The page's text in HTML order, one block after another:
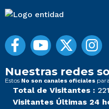
Nuestras redes
Estos No son canales oficiales
Total de Visitantes :
Visitantes Últimas 24